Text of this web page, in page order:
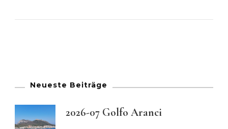
Neueste Beiträge
2026-07 Golfo Aranci